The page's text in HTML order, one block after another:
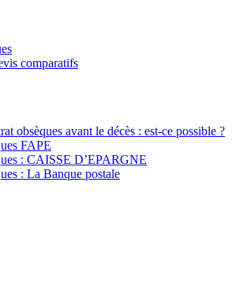
comparatifs
obsèques avant le décès : est-ce possible ?
FAPE
: CAISSE D’EPARGNE
: La Banque postale